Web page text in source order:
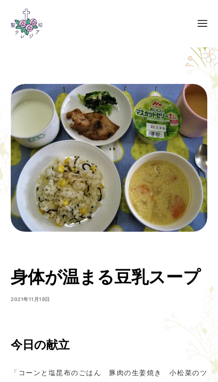
身体が温まる豆乳スープ
2021年11月19日
今日の献立
「コーンと塩昆布のごはん 豚肉の生姜焼き 小松菜のツ